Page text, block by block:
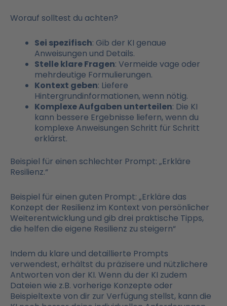
Worauf solltest du achten?
Sei spezifisch: Gib der KI genaue
Anweisungen und Details.
Stelle klare Fragen: Vermeide vage oder
mehrdeutige Formulierungen.
Kontext geben: Liefere
Hintergrundinformationen, wenn nötig.
Komplexe Aufgaben unterteilen: Die KI
kann bessere Ergebnisse liefern, wenn du
komplexe Anweisungen Schritt für Schritt
erklärst.
Beispiel für einen schlechter Prompt: „Erkläre
Resilienz.“
Beispiel für einen guten Prompt: „Erkläre das
Konzept der Resilienz im Kontext von persönlicher
Weiterentwicklung und gib drei praktische Tipps,
die helfen die eigene Resilienz zu steigern“
Indem du klare und detaillierte Prompts
verwendest, erhältst du präzisere und nützlichere
Antworten von der KI. Wenn du der KI zudem
Dateien wie z.B. vorherige Konzepte oder
Beispieltexte von dir zur Verfügung stellst, kann die